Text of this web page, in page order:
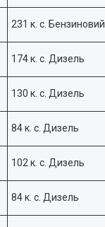
231 к. с. Бензиновий
174 к. с. Дизель
130 к. с. Дизель
84 к. с. Дизель
102 к. с. Дизель
84 к. с. Дизель